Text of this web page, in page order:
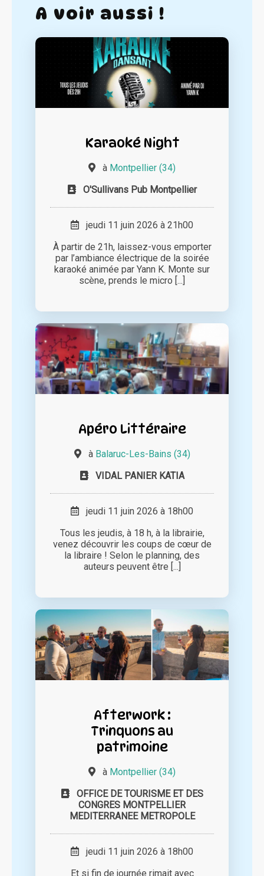
A voir aussi !
Karaoké Night
à Montpellier (34)
O'Sullivans Pub Montpellier
jeudi 11 juin 2026 à 21h00
À partir de 21h, laissez-vous emporter
par l’ambiance électrique de la soirée
karaoké animée par Yann K. Monte sur
scène, prends le micro [...]
Apéro Littéraire
à Balaruc-Les-Bains (34)
VIDAL PANIER KATIA
jeudi 11 juin 2026 à 18h00
Tous les jeudis, à 18 h, à la librairie,
venez découvrir les coups de cœur de
la libraire ! Selon le planning, des
auteurs peuvent être [...]
Afterwork :
Trinquons au
patrimoine
à Montpellier (34)
OFFICE DE TOURISME ET DES
CONGRES MONTPELLIER
MEDITERRANEE METROPOLE
jeudi 11 juin 2026 à 18h00
Et si fin de journée rimait avec